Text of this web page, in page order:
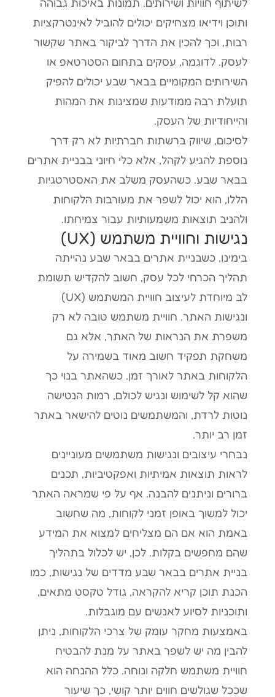
ותוכן וידיאו מצחיקים יכולים להוביל לאינטרקציות
רבות, וכך להכין את הדרך לביקור באתר שקשור
לעסק. לדוגמה, עסקים בתחום הסטרטאפ או
השירותים המקומיים בבאר שבע יכולים להפיק
תועלת רבה ממודעות שמציגות את המהות
והייחודיות של העסק.
לסיכום, שיווק ברשתות חברתיות לא רק דרך
נוספת להגיע לקהל, אלא כלי חיוני בבניית אתרים
בבאר שבע. כשהעסק משלב את האסטרטגיות
הללו, הוא יכול לשפר את מעורבות הלקוחות
ולהניב תוצאות משמעותיות עבור צמיחתו.
נגישות וחוויית משתמש (UX)
בימינו, כשבניית אתרים בבאר שבע נהייתה
תהליך הכרחי לכל עסק, חשוב להקדיש תשומת
לב מיוחדת לעיצוב חוויית המשתמש (UX)
ונגישות האתר. חוויית משתמש טובה לא רק
משפרת את הנראות של האתר, אלא גם
משחקת תפקיד חשוב מאוד בשמירה על
הלקוחות באתר לאורך זמן. כשהאתר בנוי כך
שהוא קל לשימוש ונגיש לכולם, רמות הנטישה
נוטות לרדת, והמשתמשים נוטים להישאר באתר
זמן רב יותר.
נבחרי עיצובים ונגישות משתמשים מעוניינים
לראות תוצאות אמיתיות ואפקטיביות, תכנים
ברורים וניתנים להבנה. אף על פי שמראה האתר
יכול למשוך באופן זמני לקוחות, מה שחשוב
באמת הוא אם הם מצליחים למצוא את המידע
שהם מחפשים בקלות. לכן, יש לכלול בתהליך
בניית אתרים בבאר שבע מדדים של נגישות, כמו
הכנת תוכן קריא להקראה, גודל טקסט מתאים,
ותוכניות לסיוע לאנשים עם מוגבלות.
באמצעות מחקר עומק של צרכי הלקוחות, ניתן
להבין מה יש לשפר באתר על מנת להבטיח
חוויית משתמש חלקה ונוחה. כלל ההנחה הוא
שככל שגולשים חווים יותר קושי, כך שיעור